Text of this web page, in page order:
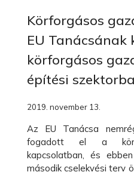
Körforgásos
EU Tanácsának
körforgásos
építési
2019. november 13.
Az EU Tanácsa
fogadott el a
kapcsolatban, és
második cselekvési terv